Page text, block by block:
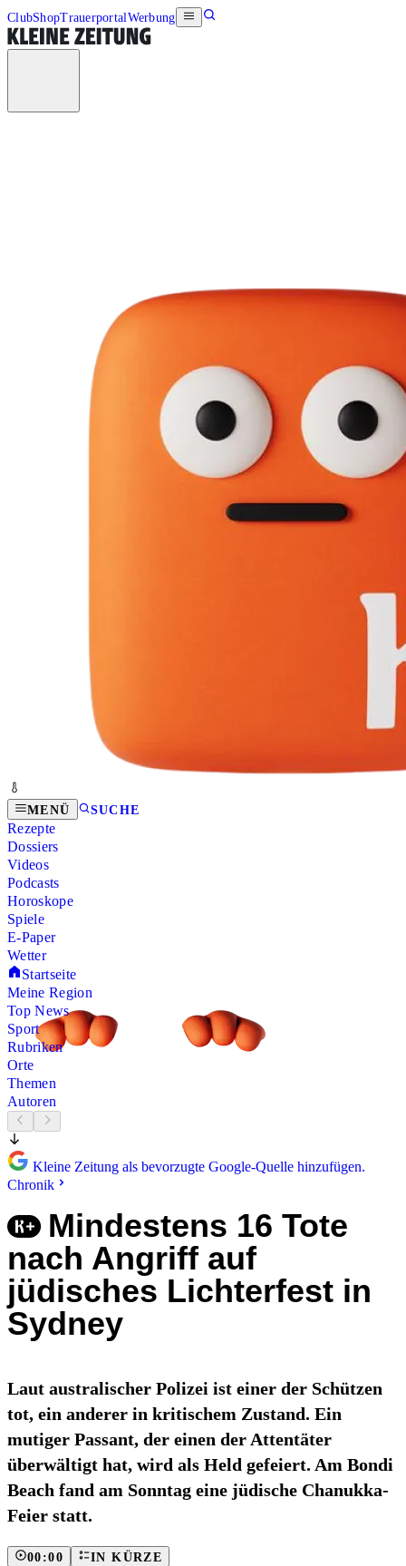
ClubShopTrauerportalWerbung
MENÜ SUCHE
Rezepte
Dossiers
Videos
Podcasts
Horoskope
Spiele
E-Paper
Wetter
Startseite
Meine Region
Top News
Sport
Rubriken
Orte
Themen
Autoren
Kleine Zeitung als bevorzugte Google-Quelle hinzufügen.
Chronik
Mindestens 16 Tote
nach Angriff auf
jüdisches Lichterfest in
Sydney
Laut australischer Polizei ist einer der Schützen
tot, ein anderer in kritischem Zustand. Ein
mutiger Passant, der einen der Attentäter
überwältigt hat, wird als Held gefeiert. Am Bondi
Beach fand am Sonntag eine jüdische Chanukka-
Feier statt.
00:00 IN KÜRZE